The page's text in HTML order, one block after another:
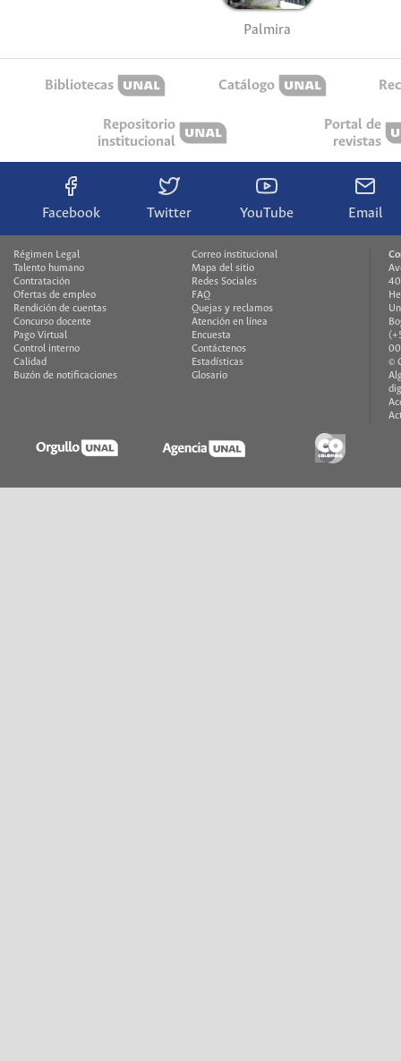
Palmira
Bibliotecas Catálogo
Repositorio
institucional
Portal de
revistas
Facebook Twitter YouTube Email
Régimen Legal
Talento humano
Contratación
Ofertas de empleo
Rendición de cuentas
Concurso docente
Pago Virtual
Control interno
Calidad
Buzón de notificaciones
Correo institucional
Mapa del sitio
Redes Sociales
FAQ
Quejas y reclamos
Atención en línea
Encuesta
Contáctenos
Estadísticas
Glosario
©